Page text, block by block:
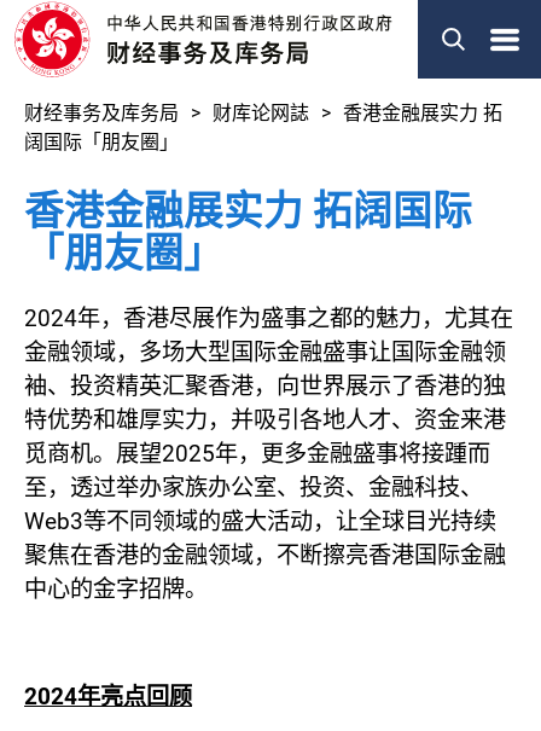
菜
财经事务及库务局 财库论网誌
香港金融展实力 拓
阔国际「朋友圈」
香港金融展实力 拓阔国际
「朋友圈」
2024年，香港尽展作为盛事之都的魅力，尤其在
金融领域，多场大型国际金融盛事让国际金融领
袖、投资精英汇聚香港，向世界展示了香港的独
特优势和雄厚实力，并吸引各地人才、资金来港
觅商机。展望2025年，更多金融盛事将接踵而
至，透过举办家族办公室、投资、金融科技、
Web3等不同领域的盛大活动，让全球目光持续
聚焦在香港的金融领域，不断擦亮香港国际金融
中心的金字招牌。
2024年亮点回顾